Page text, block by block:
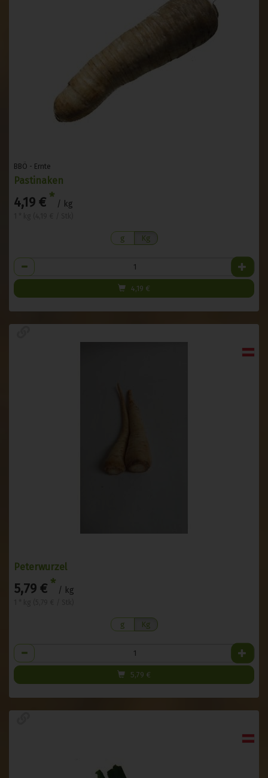
BBÖ - Ernte
Pastinaken
4,19 € * / kg
g Kg
Anzahl
4,19 €
Peterwurzel
5,79 € * / kg
g Kg
Anzahl
5,79 €